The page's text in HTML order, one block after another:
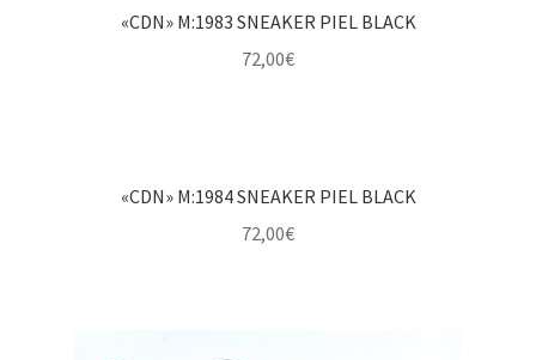
«CDN» M:1983 SNEAKER PIEL BLACK
72,00€
«CDN» M:1984 SNEAKER PIEL BLACK
72,00€